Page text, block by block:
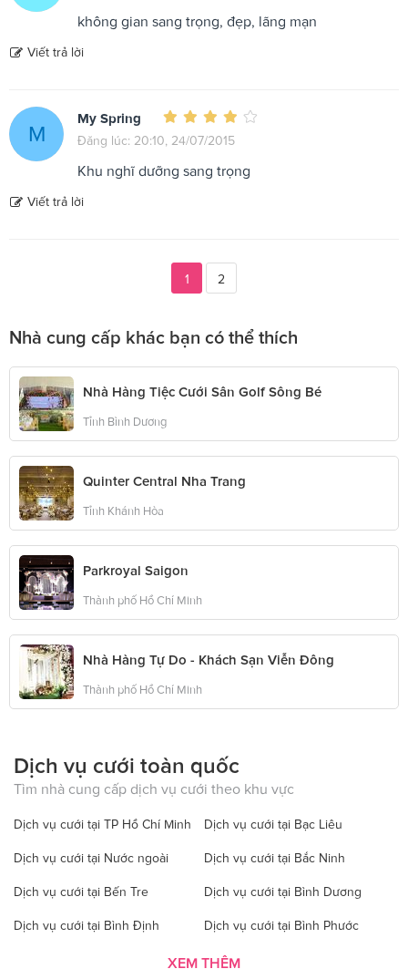
không gian sang trọng, đẹp, lãng mạn
Viết trả lời
M
My Spring
Đăng lúc: 20:10, 24/07/2015
Khu nghĩ dưỡng sang trọng
Viết trả lời
1 2
Nhà cung cấp khác bạn có thể thích
Nhà Hàng Tiệc Cưới Sân Golf Sông Bé
Tỉnh Bình Dương
Quinter Central Nha Trang
Tỉnh Khánh Hòa
Parkroyal Saigon
Thành phố Hồ Chí Minh
Nhà Hàng Tự Do - Khách Sạn Viễn Đông
Thành phố Hồ Chí Minh
Dịch vụ cưới toàn quốc
Tìm nhà cung cấp dịch vụ cưới theo khu vực
Dịch vụ cưới tại TP Hồ Chí Minh Dịch vụ cưới tại Bạc Liêu
Dịch vụ cưới tại Nước ngoài Dịch vụ cưới tại Bắc Ninh
Dịch vụ cưới tại Bến Tre Dịch vụ cưới tại Bình Dương
Dịch vụ cưới tại Bình Định Dịch vụ cưới tại Bình Phước
Dịch vụ cưới tại Bình Thuận Dịch vụ cưới tại Cà Mau
XEM THÊM